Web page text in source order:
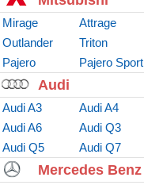
Mirage
Attrage
Outlander
Sport
Triton
Pajero
Pajero Sport
Audi
Audi A3
Audi A4
Audi A6
Audi Q3
Audi Q5
Audi Q7
Mercedes Benz